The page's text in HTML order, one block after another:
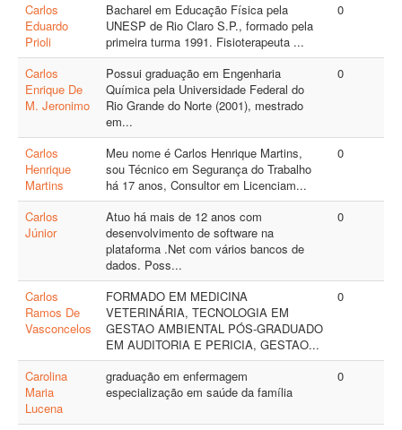
Carlos
Eduardo
Prioli
Bacharel em Educação Física pela
UNESP de Rio Claro S.P., formado pela
primeira turma 1991. Fisioterapeuta ...
0
Carlos
Enrique De
M. Jeronimo
Possui graduação em Engenharia
Química pela Universidade Federal do
Rio Grande do Norte (2001), mestrado
em...
0
Carlos
Henrique
Martins
Meu nome é Carlos Henrique Martins,
sou Técnico em Segurança do Trabalho
há 17 anos, Consultor em Licenciam...
0
Carlos
Júnior
Atuo há mais de 12 anos com
desenvolvimento de software na
plataforma .Net com vários bancos de
dados. Poss...
0
Carlos
Ramos De
Vasconcelos
FORMADO EM MEDICINA
VETERINÁRIA, TECNOLOGIA EM
GESTAO AMBIENTAL PÓS-GRADUADO
EM AUDITORIA E PERICIA, GESTAO...
0
Carolina
Maria
Lucena
graduação em enfermagem
especialização em saúde da família
0